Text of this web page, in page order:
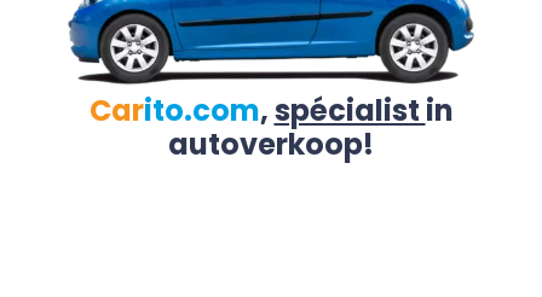
Carito.com,spécialist in
autoverkoop!